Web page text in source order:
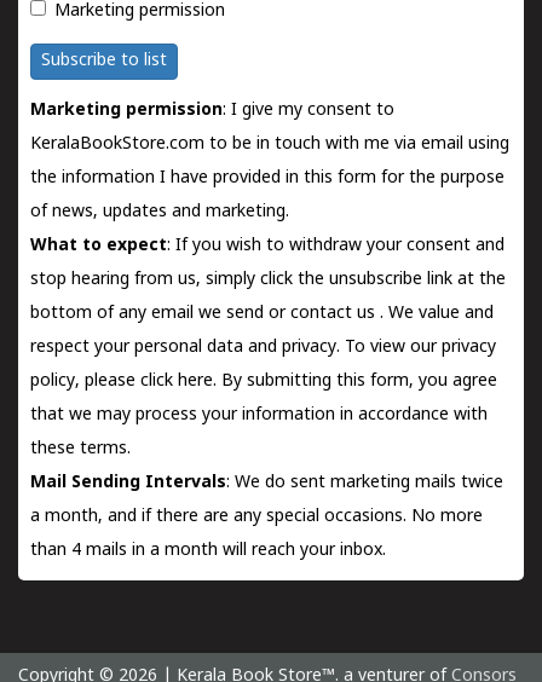
Marketing permission
Subscribe to list
Marketing permission: I give my consent to
KeralaBookStore.com to be in touch with me via email using
the information I have provided in this form for the purpose
of news, updates and marketing.
What to expect: If you wish to withdraw your consent and
stop hearing from us, simply click the unsubscribe link at the
bottom of any email we send orcontact us . We value and
respect your personal data and privacy. To view our privacy
policy, please click here. By submitting this form, you agree
that we may process your information in accordance with
these terms.
Mail Sending Intervals: We do sent marketing mails twice
a month, and if there are any special occasions. No more
than 4 mails in a month will reach your inbox.
Copyright © 2026 | Kerala Book Store™. a venturer of Consors